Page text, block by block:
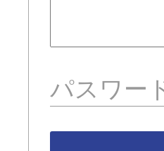
パスワー